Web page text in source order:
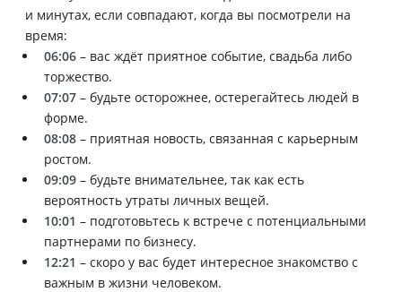
и минутах, если совпадают, когда вы посмотрели на
время:
06:06 – вас ждёт приятное событие, свадьба либо
торжество.
07:07 – будьте осторожнее, остерегайтесь людей в
форме.
08:08 – приятная новость, связанная с карьерным
ростом.
09:09 – будьте внимательнее, так как есть
вероятность утраты личных вещей.
10:01 – подготовьтесь к встрече с потенциальными
партнерами по бизнесу.
12:21 – скоро у вас будет интересное знакомство с
важным в жизни человеком.